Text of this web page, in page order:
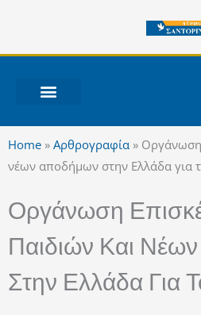
περιεχόμενο
Home » Αρθρογραφία » Οργάνωση
νέων αποδήμων στην Ελλάδα για
Οργάνωση
Παιδιών Και
Στην Ελλάδα Για